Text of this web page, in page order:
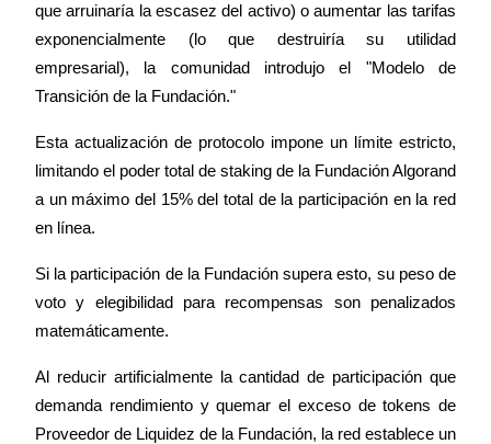
que arruinaría la escasez del activo) o aumentar las tarifas
exponencialmente (lo que destruiría su utilidad
empresarial), la comunidad introdujo el "Modelo de
Transición de la Fundación."
Esta actualización de protocolo impone un límite estricto,
limitando el poder total de staking de la Fundación Algorand
a un máximo del 15% del total de la participación en la red
en línea.
Si la participación de la Fundación supera esto, su peso de
voto y elegibilidad para recompensas son penalizados
matemáticamente.
Al reducir artificialmente la cantidad de participación que
demanda rendimiento y quemar el exceso de tokens de
Proveedor de Liquidez de la Fundación, la red establece un